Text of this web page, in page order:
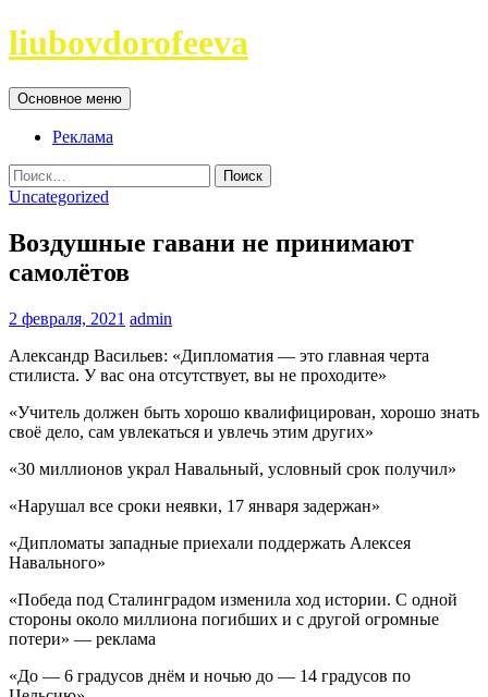
Перейти
к
liubovdorofeeva
Поиск
Основное меню
Реклама
Найти:
Uncategorized
Воздушные гавани не принимают
самолётов
2 февраля, 2021 admin
Александр Васильев: «Дипломатия — это главная черта
стилиста. У вас она отсутствует, вы не проходите»
«Учитель должен быть хорошо квалифицирован, хорошо знать
своё дело, сам увлекаться и увлечь этим других»
«30 миллионов украл Навальный, условный срок получил»
«Нарушал все сроки неявки, 17 января задержан»
«Дипломаты западные приехали поддержать Алексея
Навального»
«Победа под Сталинградом изменила ход истории. С одной
стороны около миллиона погибших и с другой огромные
потери» — реклама
«До — 6 градусов днём и ночью до — 14 градусов по